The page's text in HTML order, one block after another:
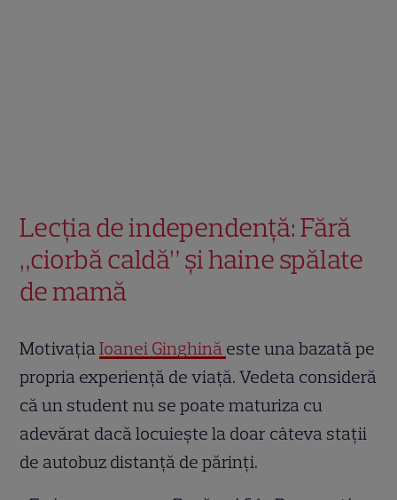
Lecția de independență: Fără
„ciorbă caldă” și haine spălate
de mamă
MotivațiaIoanei Ginghină este una bazată pe
propria experiență de viață. Vedeta consideră
că un student nu se poate maturiza cu
adevărat dacă locuiește la doar câteva stații
de autobuz distanță de părinți.